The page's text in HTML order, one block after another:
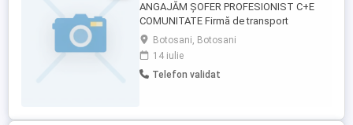
ANGAJĂM ȘOFER PROFESIONIST C+E
COMUNITATE Firmă de transport
angajează șofer profesionist pentru
transport internațional pe comunitate,
transport prelata. CERINȚE: Permis
categoria C+E Experiență minim 1 an pe
Botosani, Botosani
14 iulie
Telefon validat